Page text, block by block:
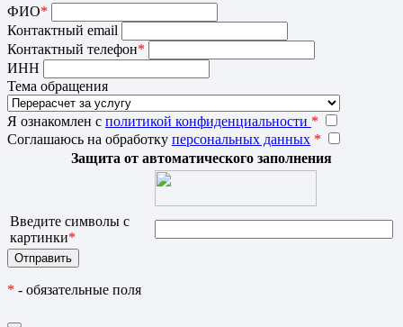
ФИО*
Контактный email
Контактный телефон*
ИНН
Тема обращения
Я ознакомлен с политикой конфиденциальности *
Соглашаюсь на обработку персональных данных *
Защита от автоматического заполнения
Введите символы с
картинки*
* - обязательные поля